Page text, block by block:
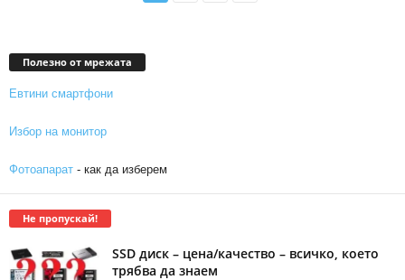
Полезно от мрежата
Евтини смартфони
Избор на монитор
Фотоапарат - как да изберем
Не пропускай!
SSD диск – цена/качество – всичко, което
трябва да знаем